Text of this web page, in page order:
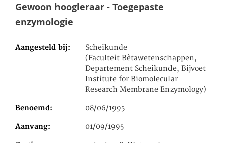
Gewoon hoogleraar - Toegepaste
enzymologie
Aangesteld bij
Scheikunde
(Faculteit Bètawetenschappen,
Departement Scheikunde, Bijvoet
Institute for Biomolecular
Research Membrane Enzymology)
Benoemd 08/06/1995
Aanvang 01/09/1995